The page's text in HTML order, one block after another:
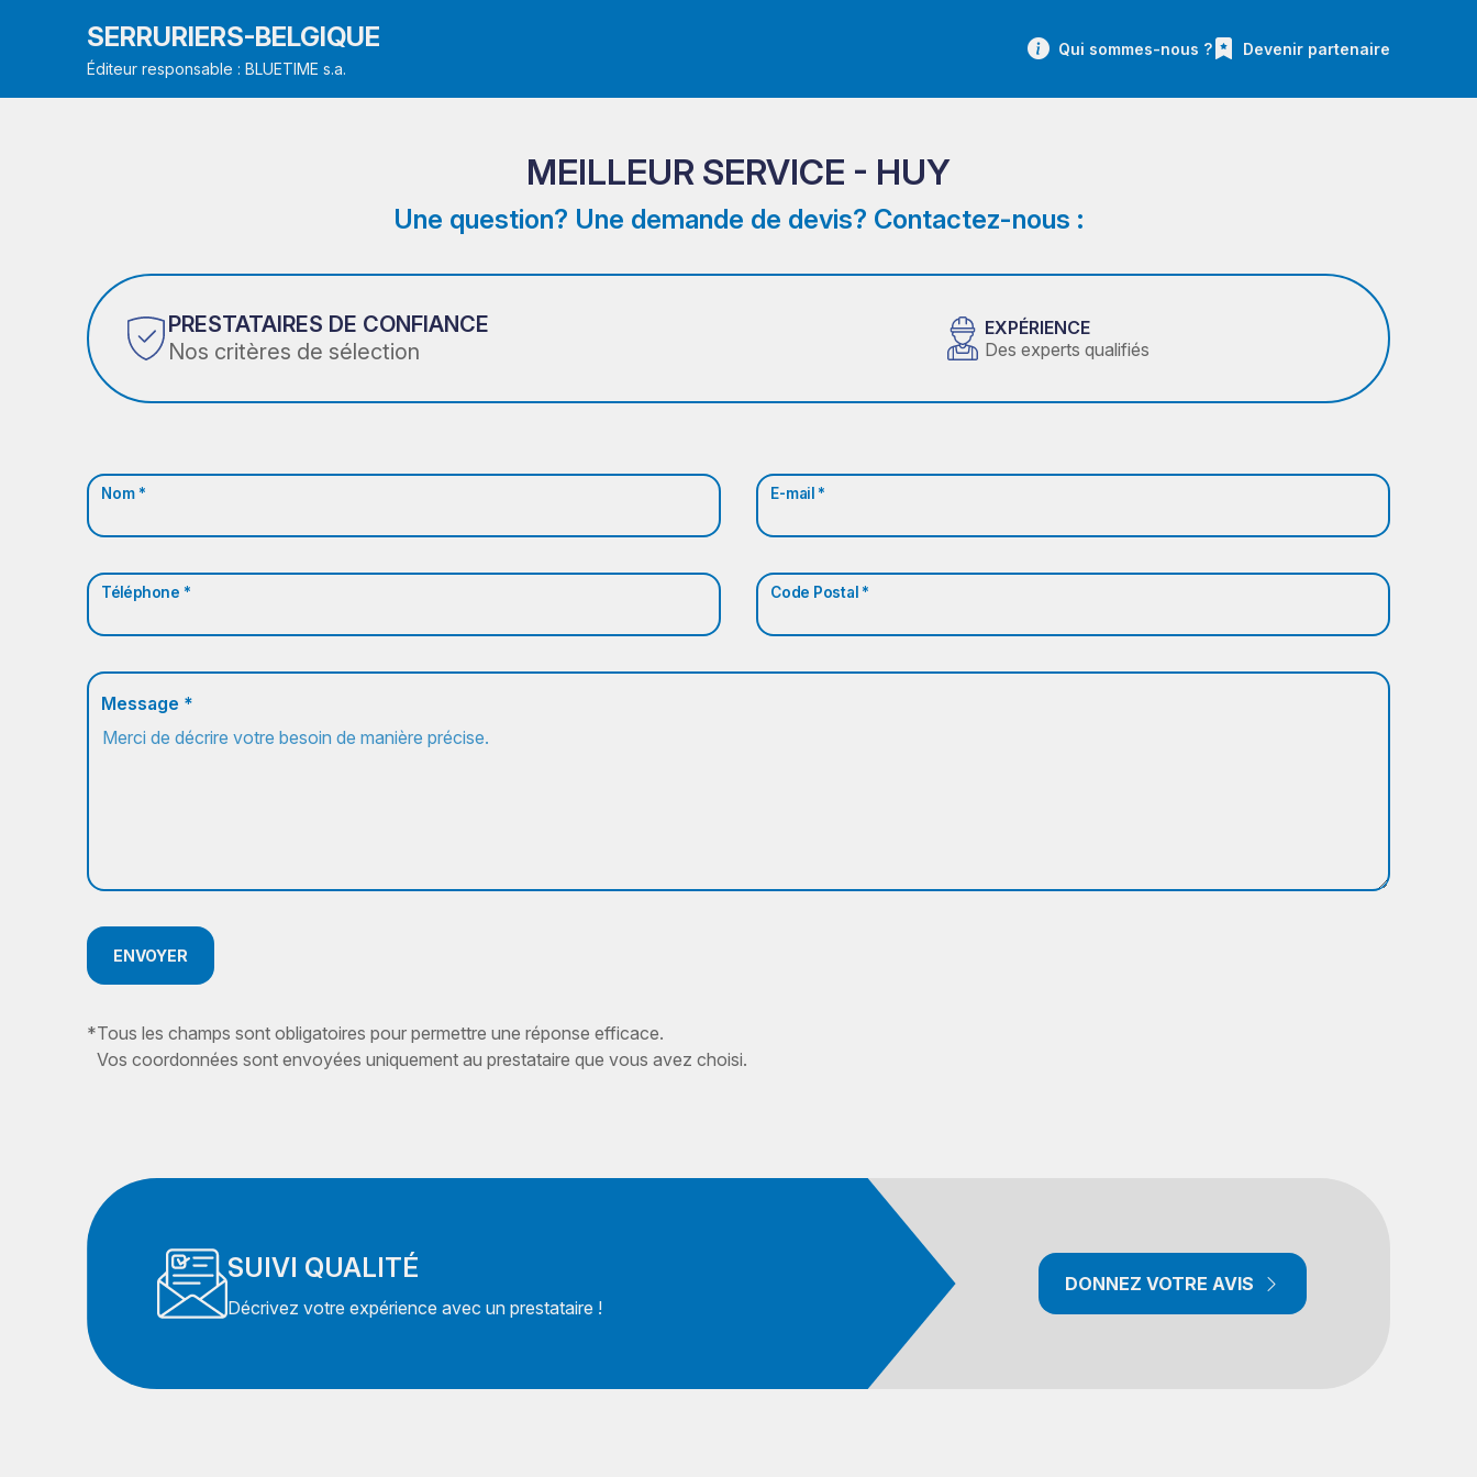
SERRURIERS-BELGIQUE
Éditeur responsable : BLUETIME s.a.
Qui sommes-nous ? Devenir partenaire
MEILLEUR SERVICE - HUY
Une question? Une demande de devis? Contactez-nous :
PRESTATAIRES DE CONFIANCE
Nos critères de sélection
EXPÉRIENCE
Des experts qualifiés
Nom * E-mail *
Téléphone * Code Postal *
Message *
ENVOYER
*Tous les champs sont obligatoires pour permettre une réponse efficace.
Vos coordonnées sont envoyées uniquement au prestataire que vous avez choisi.
SUIVI QUALITÉ
Décrivez votre expérience avec un prestataire !
DONNEZ VOTRE AVIS